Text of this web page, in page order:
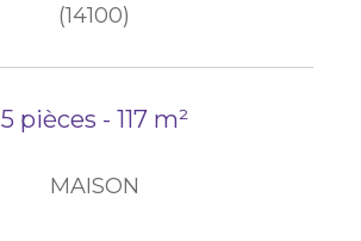
(14100)
5 pièces - 117 m²
MAISON